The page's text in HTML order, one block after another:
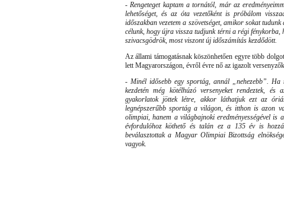
- Rengeteget kaptam a tornától, már az
lehetőséget, és az óta vezetőként is próbálom
időszakban vezetem a szövetséget, amikor sokat
célunk, hogy újra vissza tudjunk térni a régi fénykorba,
szivacsgödrök, most viszont új időszámítás kezdődött.
Az állami támogatásnak köszönhetően egyre több
lett Magyarországon, évről évre nő az igazolt
- Minél idősebb egy sportág, annál „nehezebb”.
kezdetén még kötélhúzó versenyeket rendeztek,
gyakorlatok jöttek létre, akkor láthatjuk ezt az
legnépszerűbb sportág a világon, és itthon is azon
olimpiai, hanem a világbajnoki eredményességével
évfordulóhoz köthető és talán ez a 135 év is
beválasztottak a Magyar Olimpiai Bizottság
vagyok.